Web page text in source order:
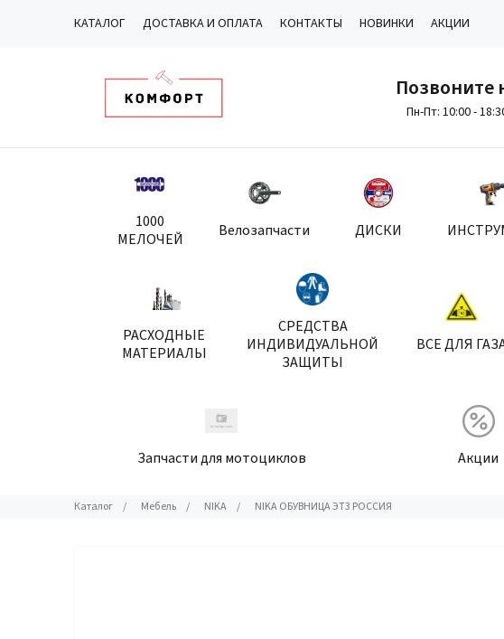
КАТАЛОГ ДОСТАВКА И ОПЛАТА КОНТАКТЫ НОВИНКИ АКЦИИ
Позвоните
Пн-Пт: 10:00 -
1000
МЕЛОЧЕЙ
Велозапчасти ДИСКИ
РАСХОДНЫЕ
МАТЕРИАЛЫ
СРЕДСТВА
ИНДИВИДУАЛЬНОЙ
ЗАЩИТЫ
ВСЕ ДЛЯ
Запчасти для мотоциклов Акции
Каталог / Мебель / NIKA / NIKA ОБУВНИЦА ЭТ3 РОССИЯ